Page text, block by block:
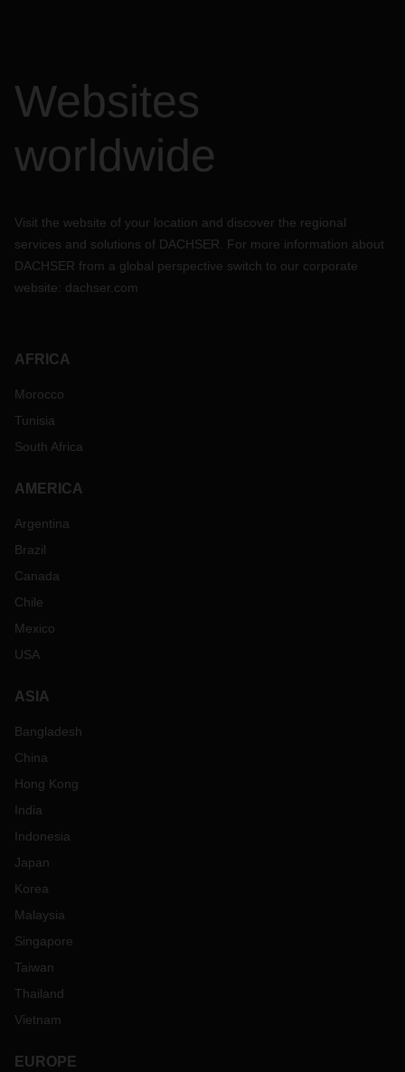
Websites
worldwide
Visit the website of your location and discover the regional
services and solutions of DACHSER. For more information about
DACHSER from a global perspective switch to our corporate
website: dachser.com
AFRICA
Morocco
Tunisia
South Africa
AMERICA
Argentina
Brazil
Canada
Chile
Mexico
USA
ASIA
Bangladesh
China
Hong Kong
India
Indonesia
Japan
Korea
Malaysia
Singapore
Taiwan
Thailand
Vietnam
EUROPE